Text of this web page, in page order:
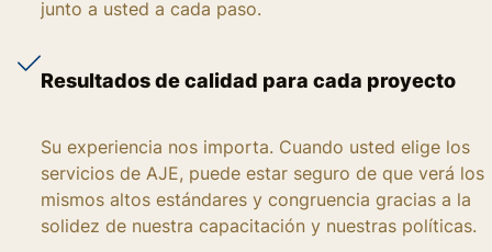
junto a usted a cada paso.
Resultados de calidad para cada proyecto
Su experiencia nos importa. Cuando usted elige los
servicios de AJE, puede estar seguro de que verá los
mismos altos estándares y congruencia gracias a la
solidez de nuestra capacitación y nuestras políticas.